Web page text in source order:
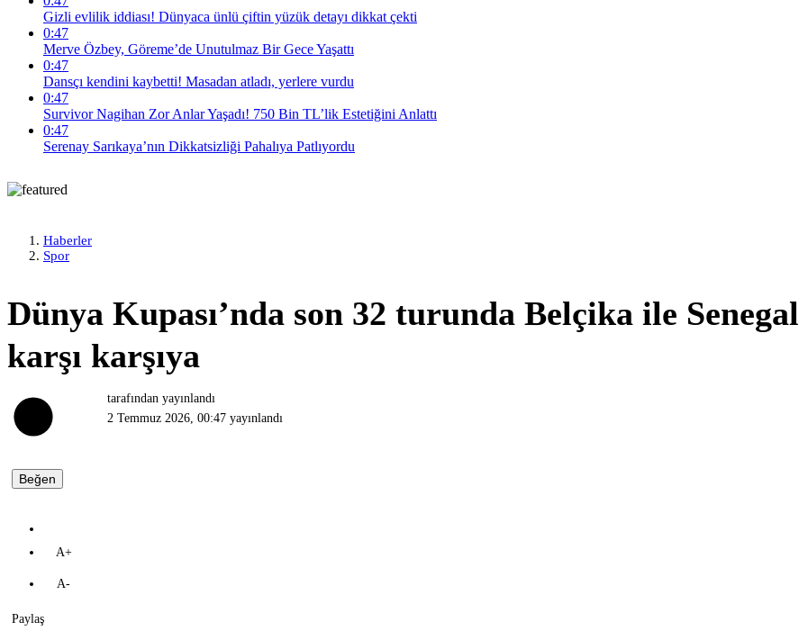
Gizli evlilik iddiası! Dünyaca ünlü çiftin yüzük detayı dikkat çekti
0:47
Merve Özbey, Göreme’de Unutulmaz Bir Gece Yaşattı
0:47
Dansçı kendini kaybetti! Masadan atladı, yerlere vurdu
0:47
Survivor Nagihan Zor Anlar Yaşadı! 750 Bin TL’lik Estetiğini Anlattı
0:47
Serenay Sarıkaya’nın Dikkatsizliği Pahalıya Patlıyordu
Haberler
Spor
Dünya Kupası’nda son 32 turunda Belçika ile Senegal
karşı karşıya
tarafından yayınlandı
2 Temmuz 2026, 00:47 yayınlandı
Beğen
A+
A-
Paylaş